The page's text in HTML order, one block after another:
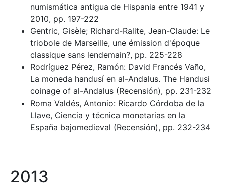
numismática antigua de Hispania entre 1941 y
2010, pp. 197-222
Gentric, Gisèle; Richard-Ralite, Jean-Claude: Le
triobole de Marseille, une émission d'époque
classique sans lendemain?, pp. 225-228
Rodríguez Pérez, Ramón: David Francés Vaño,
La moneda handusí en al-Andalus. The Handusi
coinage of al-Andalus (Recensión), pp. 231-232
Roma Valdés, Antonio: Ricardo Córdoba de la
Llave, Ciencia y técnica monetarias en la
España bajomedieval (Recensión), pp. 232-234
2013